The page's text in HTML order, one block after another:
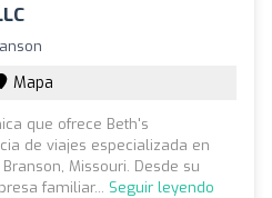
Mapa
que ofrece Beth's
de viajes especializada en
Missouri. Desde su
familiar... Seguir leyendo